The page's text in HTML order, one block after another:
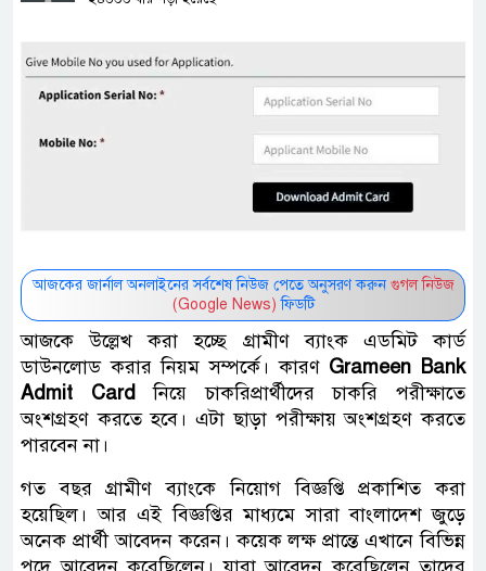
আজকের জার্নাল অনলাইনের সর্বশেষ নিউজ পেতে অনুসরণ করুন গুগল নিউজ
(Google News) ফিডটি
আজকে উল্লেখ করা হচ্ছে গ্রামীণ ব্যাংক এডমিট কার্ড
ডাউনলোড করার নিয়ম সম্পর্কে। কারণ ‌ Grameen Bank
Admit Card নিয়ে চাকরিপ্রার্থীদের চাকরি পরীক্ষাতে
অংশগ্রহণ করতে হবে। এটা ছাড়া পরীক্ষায় অংশগ্রহণ করতে
পারবেন না।
গত বছর গ্রামীণ ব্যাংকে নিয়োগ বিজ্ঞপ্তি প্রকাশিত করা
হয়েছিল। আর এই বিজ্ঞপ্তির মাধ্যমে সারা বাংলাদেশ জুড়ে
অনেক প্রার্থী আবেদন করেন। কয়েক লক্ষ প্রান্তে এখানে বিভিন্ন